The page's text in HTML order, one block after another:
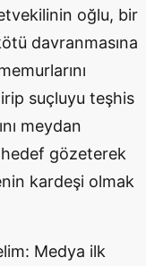
oğlu, bir
davranmasına
suçluyu teşhis
meydan
gözeterek
kardeşi olmak
Medya ilk